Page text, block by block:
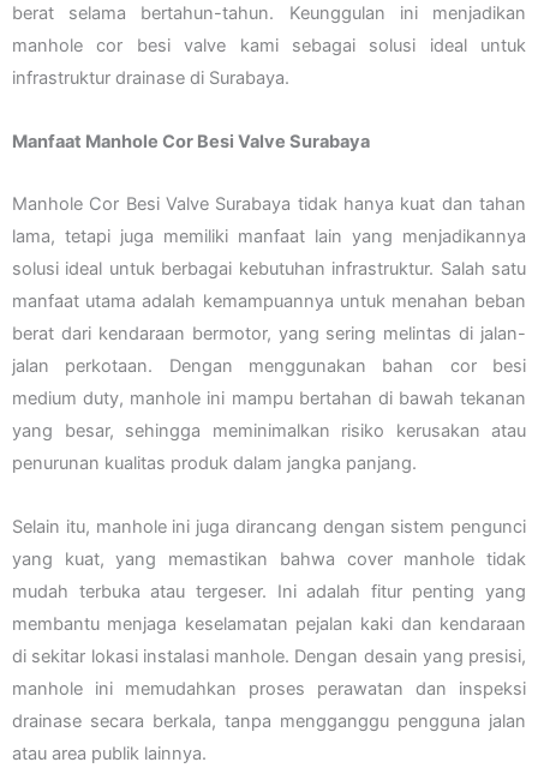
berat selama bertahun-tahun. Keunggulan ini menjadikan
manhole cor besi valve kami sebagai solusi ideal untuk
infrastruktur drainase di Surabaya.
Manfaat Manhole Cor Besi Valve Surabaya
Manhole Cor Besi Valve Surabaya tidak hanya kuat dan tahan
lama, tetapi juga memiliki manfaat lain yang menjadikannya
solusi ideal untuk berbagai kebutuhan infrastruktur. Salah satu
manfaat utama adalah kemampuannya untuk menahan beban
berat dari kendaraan bermotor, yang sering melintas di jalan-
jalan perkotaan. Dengan menggunakan bahan cor besi
medium duty, manhole ini mampu bertahan di bawah tekanan
yang besar, sehingga meminimalkan risiko kerusakan atau
penurunan kualitas produk dalam jangka panjang.
Selain itu, manhole ini juga dirancang dengan sistem pengunci
yang kuat, yang memastikan bahwa cover manhole tidak
mudah terbuka atau tergeser. Ini adalah fitur penting yang
membantu menjaga keselamatan pejalan kaki dan kendaraan
di sekitar lokasi instalasi manhole. Dengan desain yang presisi,
manhole ini memudahkan proses perawatan dan inspeksi
drainase secara berkala, tanpa mengganggu pengguna jalan
atau area publik lainnya.